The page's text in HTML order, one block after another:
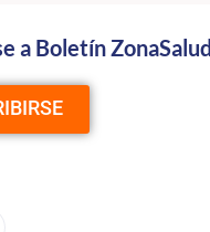
a Boletín ZonaSalud